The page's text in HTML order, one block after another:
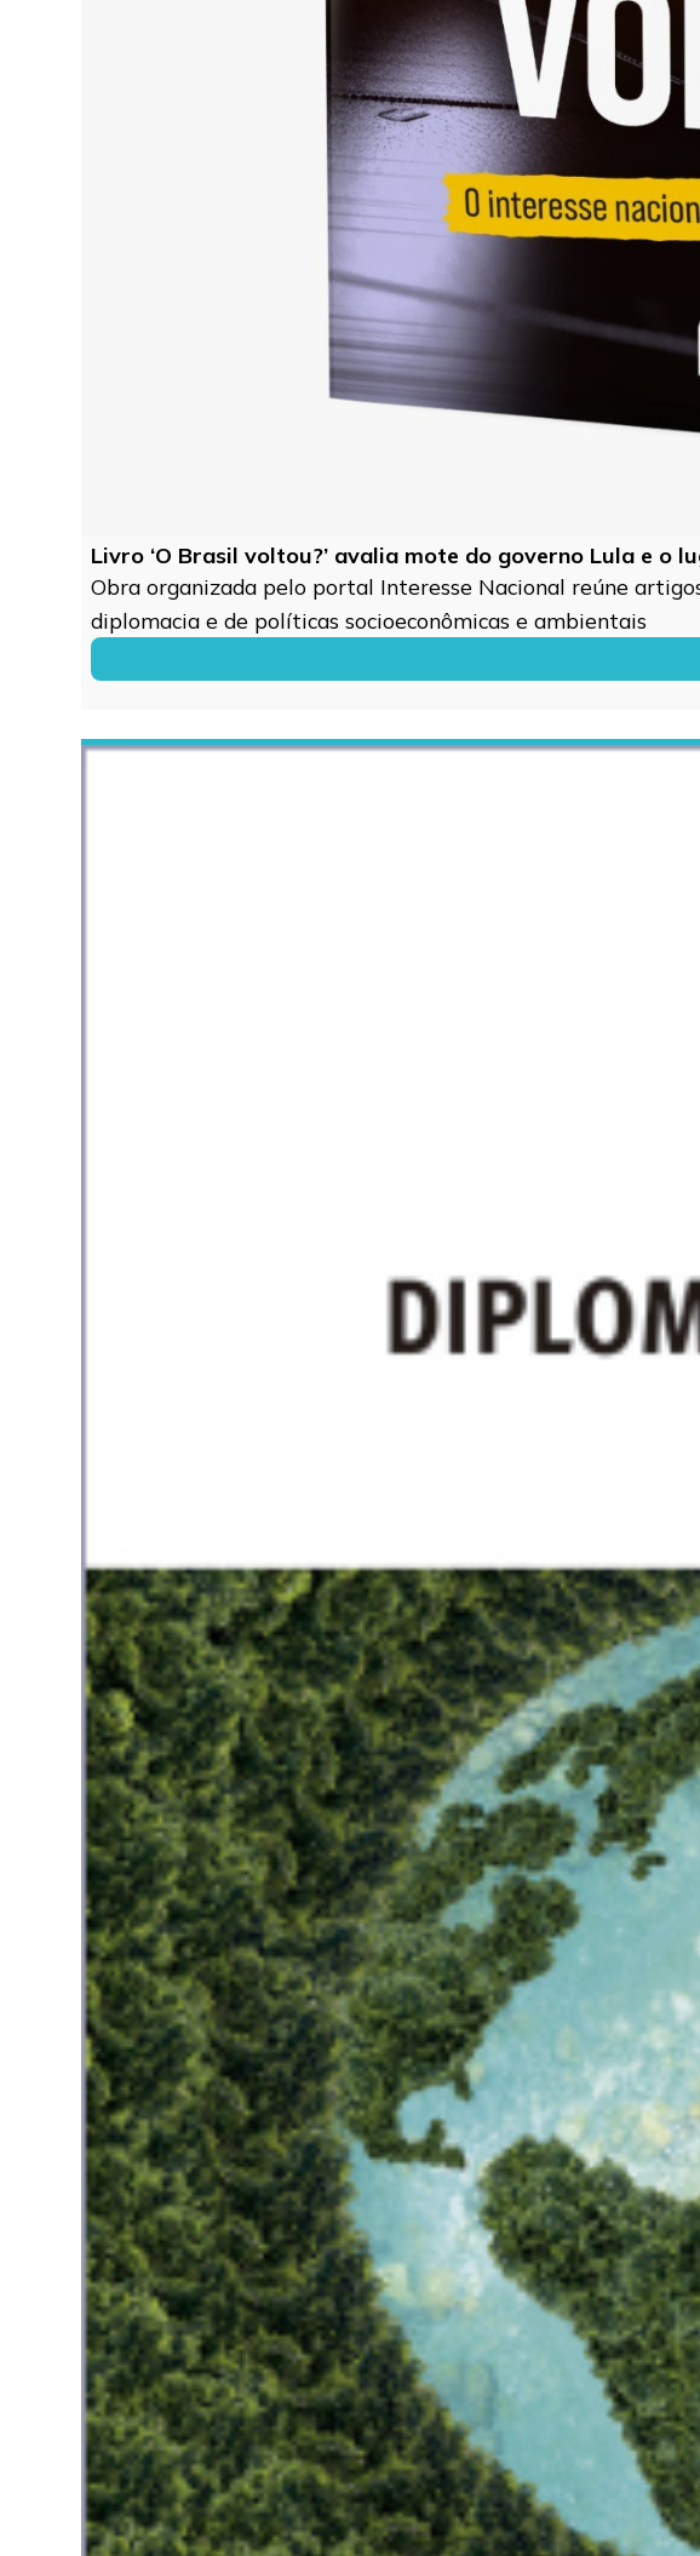
Livro ‘O Brasil voltou?’ avalia mote do governo Lula e o
Obra organizada pelo portal Interesse Nacional reúne
diplomacia e de políticas socioeconômicas e ambientais